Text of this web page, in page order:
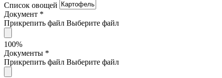
Список овощей
Документ *
Прикрепить файл Выберите файл
100%
Документы *
Прикрепить файл Выберите файл